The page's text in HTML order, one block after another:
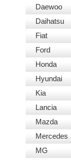
Daewoo
Daihatsu
Fiat
Ford
Honda
Hyundai
Kia
Lancia
Mazda
Mercedes
MG